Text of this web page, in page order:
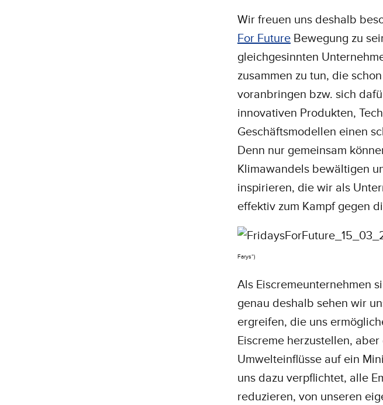
Wir freuen uns deshalb
For Future Bewegung zu
gleichgesinnten
zusammen zu tun, die
voranbringen bzw. sich
innovativen Produkten,
Geschäftsmodellen einen
Denn nur gemeinsam
Klimawandels bewältigen
inspirieren, die wir als
effektiv zum Kampf gegen
Farys“)
Als Eiscremeunternehmen
genau deshalb sehen wir
ergreifen, die uns
Eiscreme herzustellen,
Umwelteinflüsse auf ein
uns dazu verpflichtet, alle
reduzieren, von unseren